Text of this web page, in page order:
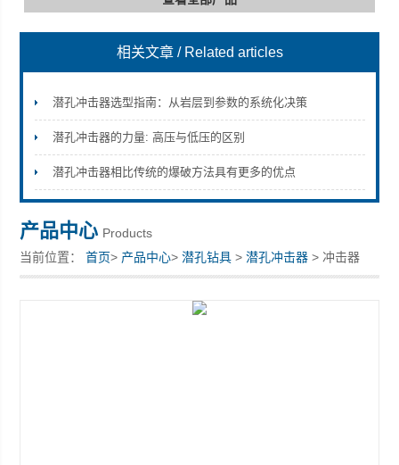
宣化县瑞科钻孔机械厂
相关文章 / Related articles
潜孔冲击器选型指南：从岩层到参数的系统化决策
潜孔冲击器的力量: 高压与低压的区别
潜孔冲击器相比传统的爆破方法具有更多的优点
产品中心 Products
当前位置：首页> 产品中心>潜孔钻具 >潜孔冲击器 > 冲击器